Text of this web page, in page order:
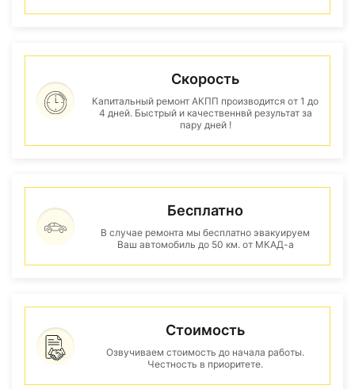
Скорость
Капитальный ремонт АКПП производится от 1 до
4 дней. Быстрый и качественнвй результат за
пару дней !
Бесплатно
В случае ремонта мы бесплатно эвакуируем
Ваш автомобиль до 50 км. от МКАД-а
Стоимость
Озвучиваем стоимость до начала работы.
Честность в приоритете.